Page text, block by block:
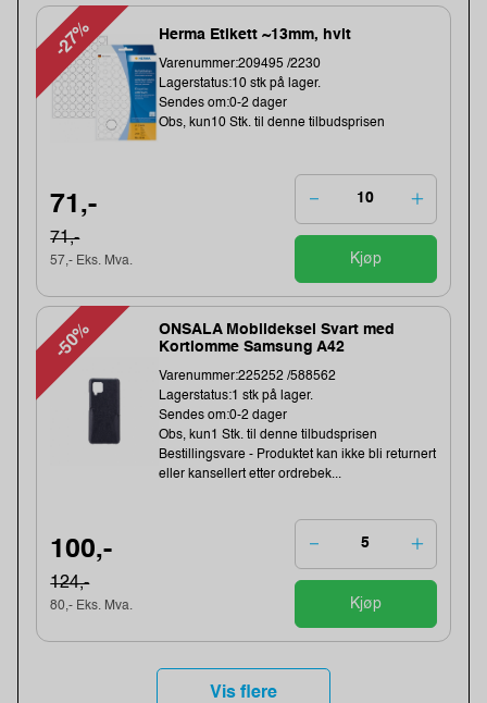
-27% Herma Etikett ~13mm, hvit
Varenummer:209495 /2230
Lagerstatus:10 stk på lager.
Sendes om:0-2 dager
Obs, kun10 Stk. til denne tilbudsprisen
71,-
71,-
57,- Eks. Mva. Kjøp
-50%
ONSALA Mobildeksel Svart med
Kortlomme Samsung A42
Varenummer:225252 /588562
Lagerstatus:1 stk på lager.
Sendes om:0-2 dager
Obs, kun1 Stk. til denne tilbudsprisen
Bestillingsvare - Produktet kan ikke bli returnert
eller kansellert etter ordrebek...
100,-
124,-
80,- Eks. Mva. Kjøp
Vis flere